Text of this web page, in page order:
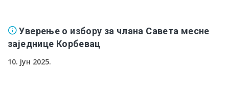
Уверење о избору за члана Савета месне
заједнице Корбевац
10. јун 2025.